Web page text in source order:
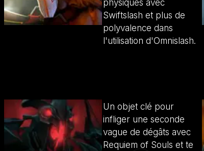
physiques avec
Swiftslash et plus de
polyvalence dans
l'utilisation d'Omnislash.
Un objet clé pour
infliger une seconde
vague de dégâts avec
Requiem of Souls et te